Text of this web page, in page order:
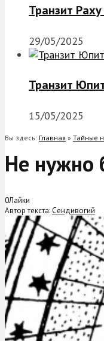
Транзит
29/05/2025
Транзит
15/05/2025
Вы здесь: Главная » Тайные
Не нужно
0Лайки
Автор текста: Сендивогий